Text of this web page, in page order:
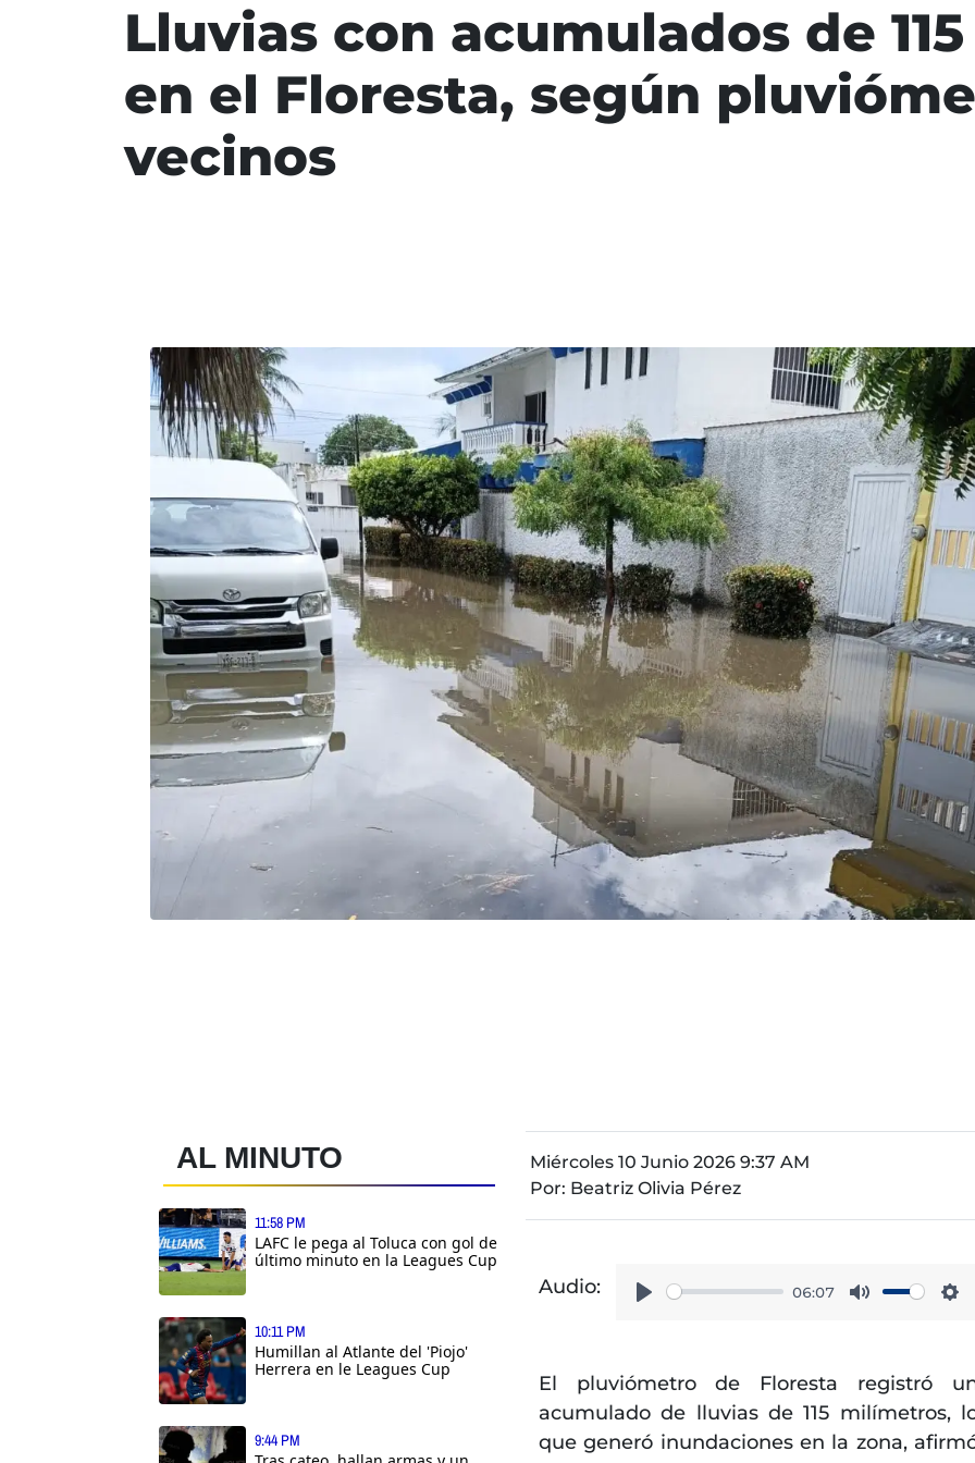
Lluvias con acumulados de
en el Floresta, según
vecinos
AL MINUTO
11:58 PM
LAFC le pega al Toluca con gol de
último minuto en la Leagues Cup
10:11 PM
Humillan al Atlante del 'Piojo'
Herrera en le Leagues Cup
9:44 PM
Miércoles 10 Junio 2026 9:37 AM
Por: Beatriz Olivia Pérez
Audio:
06:07
El pluviómetro de Floresta registró
acumulado de lluvias de 115 milímetros,
que generó inundaciones en la zona,